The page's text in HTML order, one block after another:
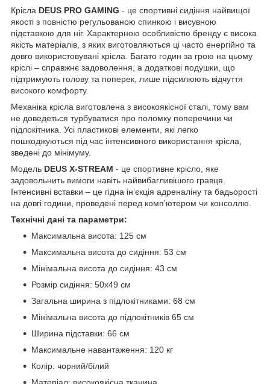
Крісла DEUS PRO GAMING - це спортивні сидіння найвищої
якості з повністю регульованою спинкою і висувною
підставкою для ніг. Характерною особливістю бренду є висока
якість матеріалів, з яких виготовляються ці часто енергійно та
довго використовувані крісла. Багато годин за грою на цьому
кріслі – справжнє задоволення, а додаткові подушки, що
підтримують голову та поперек, лише підсилюють відчуття
високого комфорту.
Механіка крісла виготовлена з високоякісної сталі, тому вам
не доведеться турбуватися про поломку поперечини чи
підлокітника. Усі пластикові елементи, які легко
пошкоджуються під час інтенсивного використання крісла,
зведені до мінімуму.
Модель DEUS X-STREAM - це спортивне крісло, яке
задовольнить вимоги навіть найвибагливішого гравця.
Інтенсивні вставки – це гідна ін’єкція адреналіну та бадьорості
на довгі години, проведені перед комп’ютером чи консоллю.
Технічні дані та параметри:
Максимальна висота: 125 см
Максимальна висота до сидіння: 53 см
Мінімальна висота до сидіння: 43 см
Розмір сидіння: 50х49 см
Загальна ширина з підлокітниками: 68 см
Мінімальна висота до підлокітників 65 см
Ширина підставки: 66 см
Максимальне навантаження: 120 кг
Колір: чорний/білий
Матеріал: високоякісна тканина